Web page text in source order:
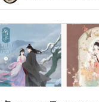
Changer และเป็นเล่มที่
ที่สุดลำดับเรื่องกับลำดั